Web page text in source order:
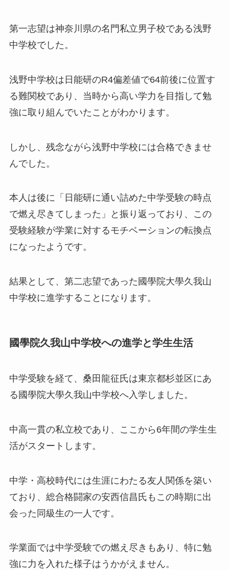
第一志望は神奈川県の名門私立男子校である浅野
中学校でした。
浅野中学校は日能研のR4偏差値で64前後に位置す
る難関校であり、当時から高い学力を目指して勉
強に取り組んでいたことがわかります。
しかし、残念ながら浅野中学校には合格できませ
んでした。
本人は後に「日能研に通い詰めた中学受験の時点
で燃え尽きてしまった」と振り返っており、この
受験経験が学業に対するモチベーションの転換点
になったようです。
結果として、第二志望であった國學院大學久我山
中学校に進学することになります。
國學院久我山中学校への進学と学生生活
中学受験を経て、桑田龍征氏は東京都杉並区にあ
る國學院大學久我山中学校へ入学しました。
中高一貫の私立校であり、ここから6年間の学生生
活がスタートします。
中学・高校時代には生涯にわたる友人関係を築い
ており、総合格闘家の安西信昌氏もこの時期に出
会った同級生の一人です。
学業面では中学受験での燃え尽きもあり、特に勉
強に力を入れた様子はうかがえません。